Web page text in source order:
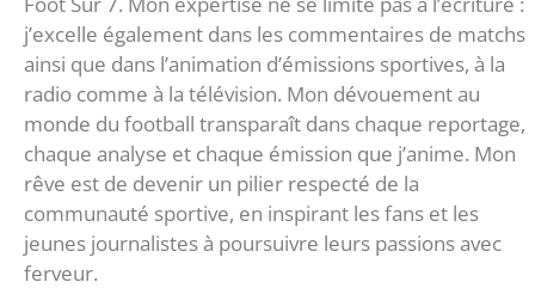
j’excelle également dans les commentaires de matchs
ainsi que dans l’animation d’émissions sportives, à la
radio comme à la télévision. Mon dévouement au
monde du football transparaît dans chaque reportage,
chaque analyse et chaque émission que j’anime. Mon
rêve est de devenir un pilier respecté de la
communauté sportive, en inspirant les fans et les
jeunes journalistes à poursuivre leurs passions avec
ferveur.